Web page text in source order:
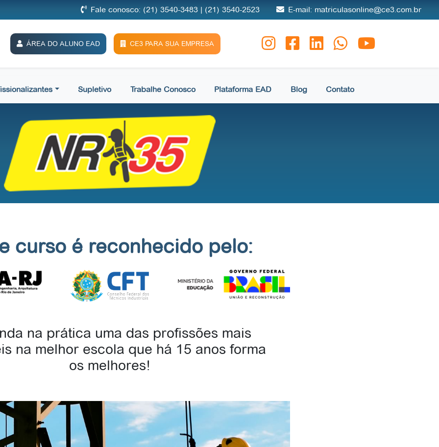
Fale conosco: (21) 3540-3483 | (21) 3540-2523 E-mail: matriculasonline@ce3.com.br
ÁREA DO ALUNO EAD CE3 PARA SUA EMPRESA
Supletivo Trabalhe Conosco Plataforma EAD Blog Contato
curso é reconhecido pelo:
na prática uma das profissões mais
na melhor escola que há 15 anos forma
os melhores!